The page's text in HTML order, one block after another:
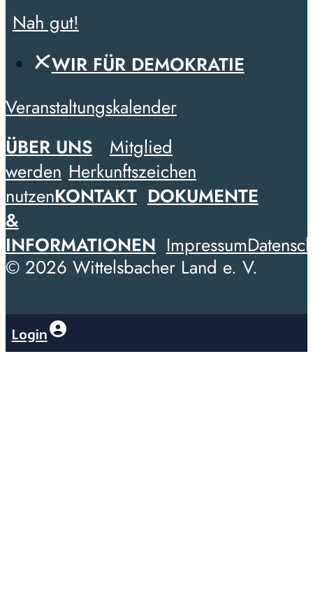
Nah gut!
WIR FÜR DEMOKRATIE
Veranstaltungskalender
ÜBER UNS
Mitglied
werden Herkunftszeichen
nutzenKONTAKT DOKUMENTE
&
INFORMATIONEN Impressum
© 2026 Wittelsbacher Land e. V.
Login